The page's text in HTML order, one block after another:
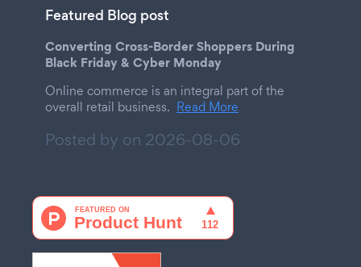
Featured Blog post
Converting Cross-Border Shoppers During
Black Friday & Cyber Monday
Online commerce is an integral part of the
overall retail business. Read More
Posted by on 2026-08-06